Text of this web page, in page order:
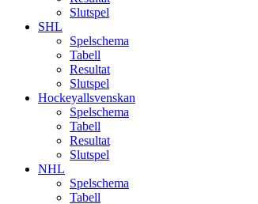
Slutspel
SHL
Spelschema
Tabell
Resultat
Slutspel
Hockeyallsvenskan
Spelschema
Tabell
Resultat
Slutspel
NHL
Spelschema
Tabell